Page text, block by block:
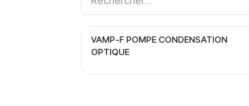
VAMP-F POMPE CONDENSATION
OPTIQUE